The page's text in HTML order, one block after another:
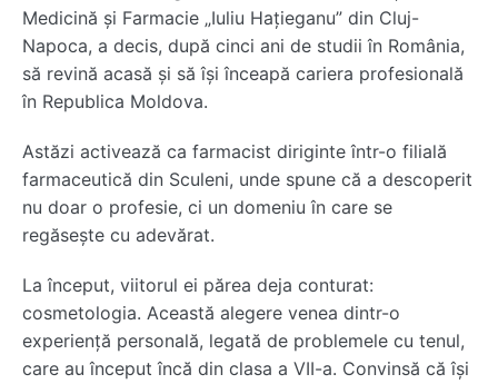
Medicină și Farmacie „Iuliu Hațieganu” din Cluj-
Napoca, a decis, după cinci ani de studii în România,
să revină acasă și să își înceapă cariera profesională
în Republica Moldova.
Astăzi activează ca farmacist diriginte într-o filială
farmaceutică din Sculeni, unde spune că a descoperit
nu doar o profesie, ci un domeniu în care se
regăsește cu adevărat.
La început, viitorul ei părea deja conturat:
cosmetologia. Această alegere venea dintr-o
experiență personală, legată de problemele cu tenul,
care au început încă din clasa a VII-a. Convinsă că își